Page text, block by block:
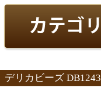
デリカビーズ DB1243